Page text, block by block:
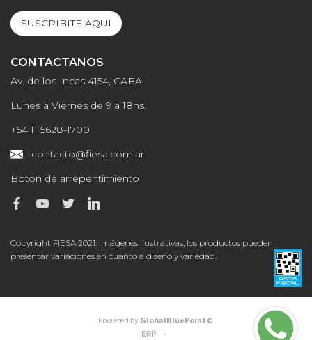
SUSCRIBITE AQUI
CONTACTANOS
Av. de los Incas 4154, CABA
Lunes a Viernes de 9 a 18hs.
+54 11 5628-1700
contacto@fiesa.com.ar
Boton de arrepentimiento
Copyright FIESA 2021. Imágenes ilustrativas, los productos pueden
presentar variaciones en cuanto a diseño y variedad.
Powered byGlobalBluePoint©
ERP -